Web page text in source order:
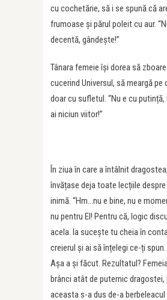
cu cochetărie, să i se spună că
frumoase și părul poleit cu aur.
decentă, gândește!”
Tânara femeie își dorea să
cucerind Universul, să meargă pe
doar cu sufletul. “Nu e cu putință,
ai niciun viitor!”
În ziua în care a întâlnit
învățase deja toate lecțiile
inimă. “Hm…nu e bine, nu e
nu pentru El! Pentru că, logic
acela. Ia sucește tu cheia în
creierul și ai să înțelegi ce-ți
Așa a și făcut. Rezultatul?
brânci atât de puternic dragostei,
aceasta s-a dus de-a berbeleacul